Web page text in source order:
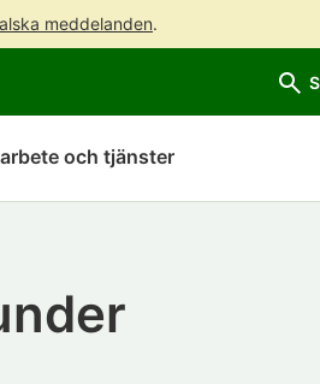
meddelanden.
till
innehållet
hela
webbplatsens
chattbot-
diskussion
och tjänster